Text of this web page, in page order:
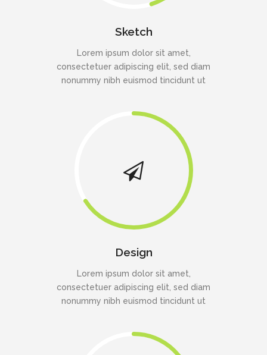
Sketch
Lorem ipsum dolor sit amet,
consectetuer adipiscing elit, sed diam
nonummy nibh euismod tincidunt ut
Design
Lorem ipsum dolor sit amet,
consectetuer adipiscing elit, sed diam
nonummy nibh euismod tincidunt ut